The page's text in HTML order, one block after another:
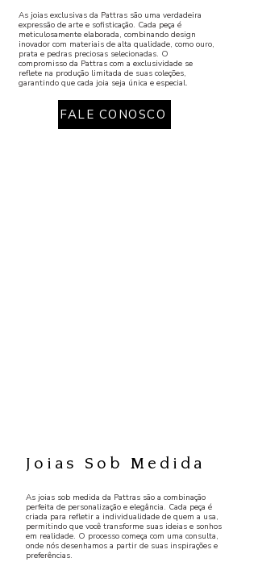
As joias exclusivas da Pattras são uma verdadeira
expressão de arte e sofisticação. Cada peça é
meticulosamente elaborada, combinando design
inovador com materiais de alta qualidade, como ouro,
prata e pedras preciosas selecionadas. O
compromisso da Pattras com a exclusividade se
reflete na produção limitada de suas coleções,
garantindo que cada joia seja única e especial.
FALE CONOSCO
Joias Sob Medida
As joias sob medida da Pattras são a combinação
perfeita de personalização e elegância. Cada peça é
criada para refletir a individualidade de quem a usa,
permitindo que você transforme suas ideias e sonhos
em realidade. O processo começa com uma consulta,
onde nós desenhamos a partir de suas inspirações e
preferências.